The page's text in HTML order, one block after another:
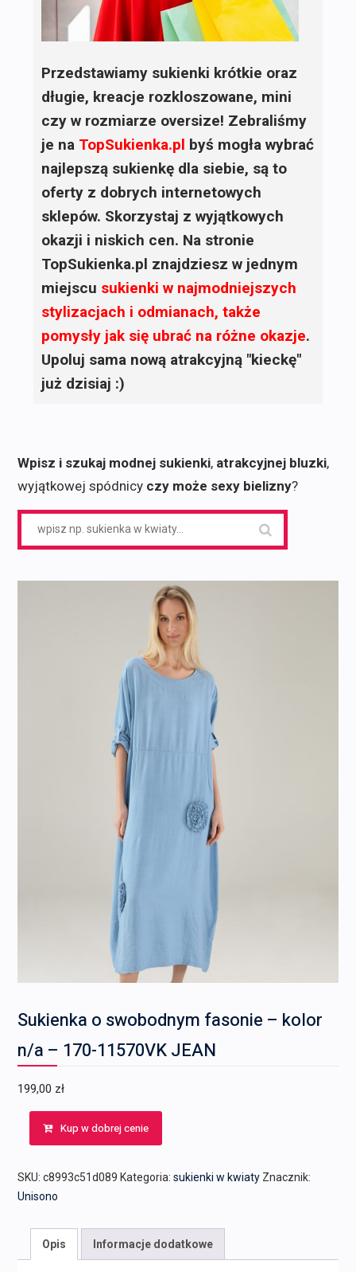
Przedstawiamy sukienki krótkie oraz
długie, kreacje rozkloszowane, mini
czy w rozmiarze oversize! Zebraliśmy
je na TopSukienka.pl byś mogła wybrać
najlepszą sukienkę dla siebie, są to
oferty z dobrych internetowych
sklepów. Skorzystaj z wyjątkowych
okazji i niskich cen. Na stronie
TopSukienka.pl znajdziesz w jednym
miejscu sukienki w najmodniejszych
stylizacjach i odmianach, także
pomysły jak się ubrać na różne okazje.
Upoluj sama nową atrakcyjną "kieckę"
już dzisiaj :)
Wpisz i szukaj modnej sukienki, atrakcyjnej bluzki,
wyjątkowej spódnicy czy może sexy bielizny?
Sukienka o swobodnym fasonie – kolor
n/a – 170-11570VK JEAN
199,00 zł
Kup w dobrej cenie
SKU: c8993c51d089 Kategoria: sukienki w kwiaty Znacznik:
Unisono
Opis Informacje dodatkowe